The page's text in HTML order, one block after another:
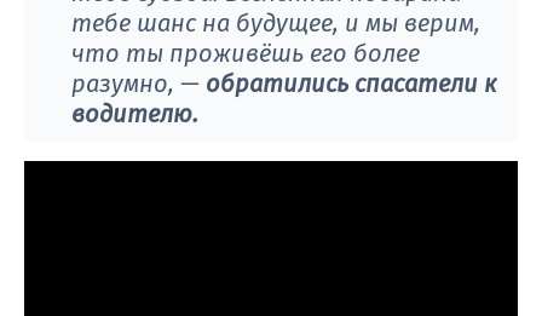
тебе шанс на будущее, и мы верим,
что ты проживёшь его более
разумно, — обратились спасатели к
водителю.